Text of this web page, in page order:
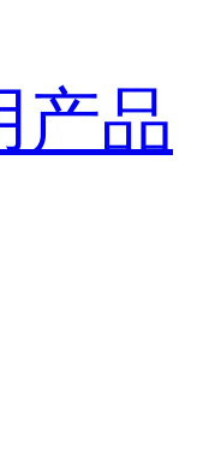
产品